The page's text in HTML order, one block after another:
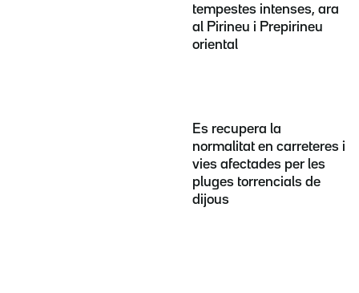
tempestes intenses, ara
al Pirineu i Prepirineu
oriental
Es recupera la
normalitat en carreteres i
vies afectades per les
pluges torrencials de
dijous